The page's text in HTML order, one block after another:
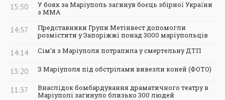
15:50
У боях за Маріуполь загинув боєць збірної України
з ММА
14:57
Представники Групи Метінвест допомогли
розмістити у Запоріжжі понад 3000 маріупольців
14:14 Сім'я з Маріуполя потрапила у смертельну ДТП
13:20 З Маріуполя під обстрілами вивезли коней (ФОТО)
11:37
Внаслідок бомбардування драматичного театру в
Маріуполі загинуло близько 300 людей